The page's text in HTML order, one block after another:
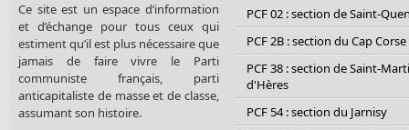
Ce site est un espace d’information
et d’échange pour tous ceux qui
estiment qu’il est plus nécessaire que
jamais de faire vivre le Parti
communiste français, parti
anticapitaliste de masse et de classe,
assumant son histoire.
PCF 02 : section de Saint-
PCF 2B : section du Cap Corse
PCF 38 : section de Saint-
d'Hères
PCF 54 : section du Jarnisy